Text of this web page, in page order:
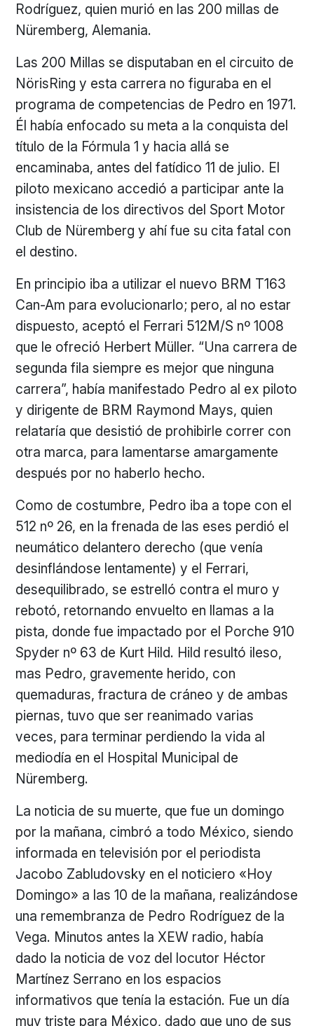
Rodríguez, quien murió en las 200 millas de
Nüremberg, Alemania.
Las 200 Millas se disputaban en el circuito de
NörisRing y esta carrera no figuraba en el
programa de competencias de Pedro en 1971.
Él había enfocado su meta a la conquista del
título de la Fórmula 1 y hacia allá se
encaminaba, antes del fatídico 11 de julio. El
piloto mexicano accedió a participar ante la
insistencia de los directivos del Sport Motor
Club de Nüremberg y ahí fue su cita fatal con
el destino.
En principio iba a utilizar el nuevo BRM T163
Can-Am para evolucionarlo; pero, al no estar
dispuesto, aceptó el Ferrari 512M/S nº 1008
que le ofreció Herbert Müller. “Una carrera de
segunda fila siempre es mejor que ninguna
carrera”, había manifestado Pedro al ex piloto
y dirigente de BRM Raymond Mays, quien
relataría que desistió de prohibirle correr con
otra marca, para lamentarse amargamente
después por no haberlo hecho.
Como de costumbre, Pedro iba a tope con el
512 nº 26, en la frenada de las eses perdió el
neumático delantero derecho (que venía
desinflándose lentamente) y el Ferrari,
desequilibrado, se estrelló contra el muro y
rebotó, retornando envuelto en llamas a la
pista, donde fue impactado por el Porche 910
Spyder nº 63 de Kurt Hild. Hild resultó ileso,
mas Pedro, gravemente herido, con
quemaduras, fractura de cráneo y de ambas
piernas, tuvo que ser reanimado varias
veces, para terminar perdiendo la vida al
mediodía en el Hospital Municipal de
Nüremberg.
La noticia de su muerte, que fue un domingo
por la mañana, cimbró a todo México, siendo
informada en televisión por el periodista
Jacobo Zabludovsky en el noticiero «Hoy
Domingo» a las 10 de la mañana, realizándose
una remembranza de Pedro Rodríguez de la
Vega. Minutos antes la XEW radio, había
dado la noticia de voz del locutor Héctor
Martínez Serrano en los espacios
informativos que tenía la estación. Fue un día
muy triste para México, dado que uno de sus